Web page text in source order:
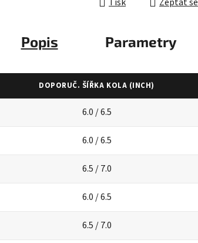
Popis Parametry
DOPORUČ. ŠÍŘKA KOLA (INCH)
6.0 / 6.5
6.0 / 6.5
6.5 / 7.0
6.0 / 6.5
6.5 / 7.0